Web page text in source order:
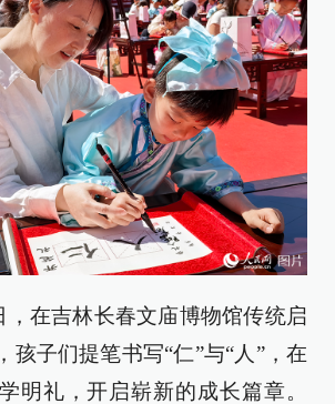
，在吉林长春文庙博物馆传统启
孩子们提笔书写“仁”与“人”，在
明礼，开启崭新的成长篇章。